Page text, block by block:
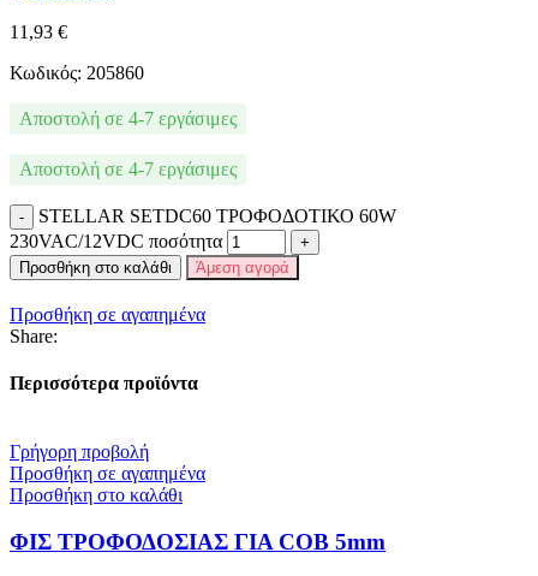
11,93 €
Κωδικός: 205860
Αποστολή σε 4-7 εργάσιμες
Αποστολή σε 4-7 εργάσιμες
STELLAR SETDC60 ΤΡΟΦΟΔΟΤΙΚΟ 60W
230VAC/12VDC ποσότητα
Προσθήκη στο καλάθι Άμεση αγορά
Προσθήκη σε αγαπημένα
Share:
Περισσότερα προϊόντα
Γρήγορη προβολή
Προσθήκη σε αγαπημένα
Προσθήκη στο καλάθι
ΦΙΣ ΤΡΟΦΟΔΟΣΙΑΣ ΓΙΑ COB 5mm